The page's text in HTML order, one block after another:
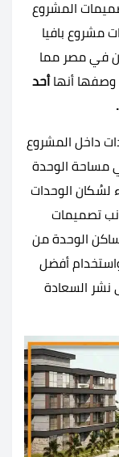
المشروع
مشروع بافيا
في مصر مما
أنهاأحد
داخل المشروع
مساحة الوحدة
لسُكان الوحدات
تصميمات
الوحدة من
أفضل
نشر السعادة